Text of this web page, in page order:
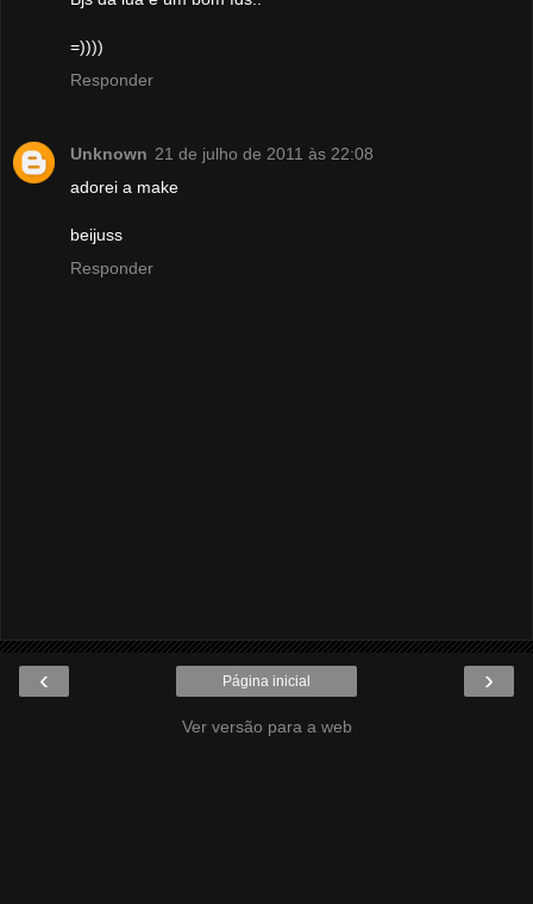
=))))
Responder
Unknown 21 de julho de 2011 às 22:08
adorei a make
beijuss
Responder
‹ ›
Página inicial
Ver versão para a web